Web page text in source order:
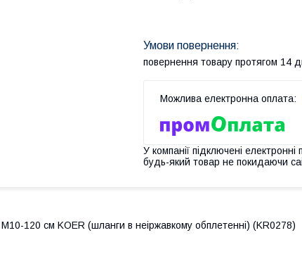
повернення товару протягом 14
У компанії підключені
будь-який товар не покидаючи
M10-120 см KOER (шланги в неіржавкому обплетенні) (KR0278)